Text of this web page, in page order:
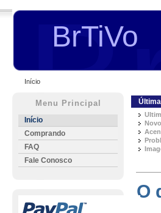
BrTiVo
Início
Menu Principal
Início
Comprando
FAQ
Fale Conosco
O